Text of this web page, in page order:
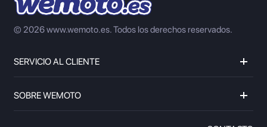
© 2026 www.wemoto.es.Todos los derechos reservados.
SERVICIO AL CLIENTE
SOBRE WEMOTO